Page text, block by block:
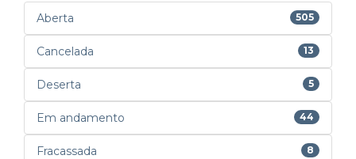
Aberta 505
Cancelada 13
Deserta 5
Em andamento 44
Fracassada 8